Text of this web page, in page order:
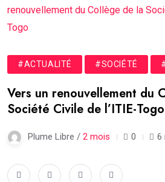
renouvellement du Collège de la
Togo
#ACTUALITÉ #SOCIÉTÉ
Vers un renouvellement du
Société Civile de l’ITIE-Togo
Plume Libre / 2 mois 0 6